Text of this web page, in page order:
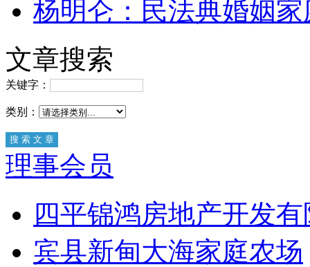
杨明仑：民法典婚姻
文章搜索
关键字：
类别：
理事会员
四平锦鸿房地产开发
宾县新甸大海家庭农场